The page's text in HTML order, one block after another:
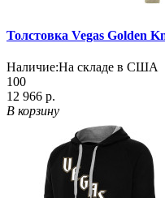
Толстовка Vegas Golden
Наличие:На складе в США
100
12 966 р.
В корзину